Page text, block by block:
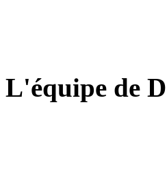
L'équipe de